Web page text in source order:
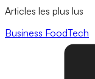
Articles les plus lus
Business FoodTech